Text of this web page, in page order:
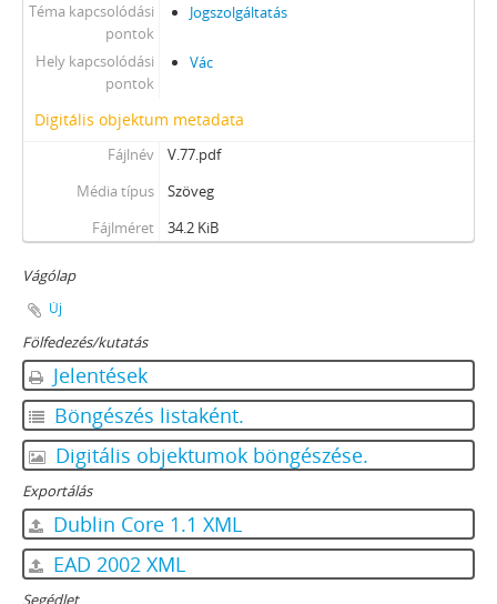
Téma kapcsolódási
pontok
Jogszolgáltatás
Hely kapcsolódási
pontok
Vác
Digitális objektum metadata
Fájlnév
V.77.pdf
Média típus
Szöveg
Fájlméret
34.2 KiB
Vágólap
Új
Fölfedezés/kutatás
Jelentések
Böngészés listaként.
Digitális objektumok böngészése.
Exportálás
Dublin Core 1.1 XML
EAD 2002 XML
Segédlet